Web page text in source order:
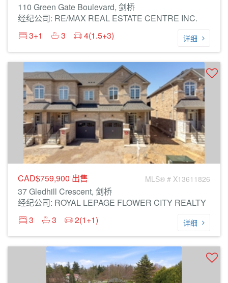
110 Green Gate Boulevard, 剑桥
经纪公司: RE/MAX REAL ESTATE CENTRE INC.
3+1
3 4(1.5+3) 详细
CAD$759,900 出售 MLS® # X13611826
37 Gledhill Crescent, 剑桥
经纪公司: ROYAL LEPAGE FLOWER CITY REALTY
3
3 2(1+1) 详细